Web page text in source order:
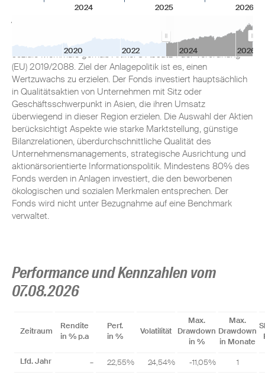
2024 2025 2026
2020 2022 2024 2026
Der Fonds wird aktiv verwaltet und bewirbt ökologische und
soziale Merkmale gemäß Artikel 8 Absatz 1 der Verordnung
(EU) 2019/2088. Ziel der Anlagepolitik ist es, einen
Wertzuwachs zu erzielen. Der Fonds investiert hauptsächlich
in Qualitätsaktien von Unternehmen mit Sitz oder
Geschäftsschwerpunkt in Asien, die ihren Umsatz
überwiegend in dieser Region erzielen. Die Auswahl der Aktien
berücksichtigt Aspekte wie starke Marktstellung, günstige
Bilanzrelationen, überdurchschnittliche Qualität des
Unternehmensmanagements, strategische Ausrichtung und
aktionärsorientierte Informationspolitik. Mindestens 80% des
Fonds werden in Anlagen investiert, die den beworbenen
ökologischen und sozialen Merkmalen entsprechen. Der
Fonds wird nicht unter Bezugnahme auf eine Benchmark
verwaltet.
Performance und Kennzahlen vom
07.08.2026
Zeitraum
Rendite
in % p.a
Perf.
in %
Volatilität
Max.
Drawdown
in %
Max.
Drawdown
in Monate
Lfd. Jahr – 22,55% 24,54% -11,05%
1